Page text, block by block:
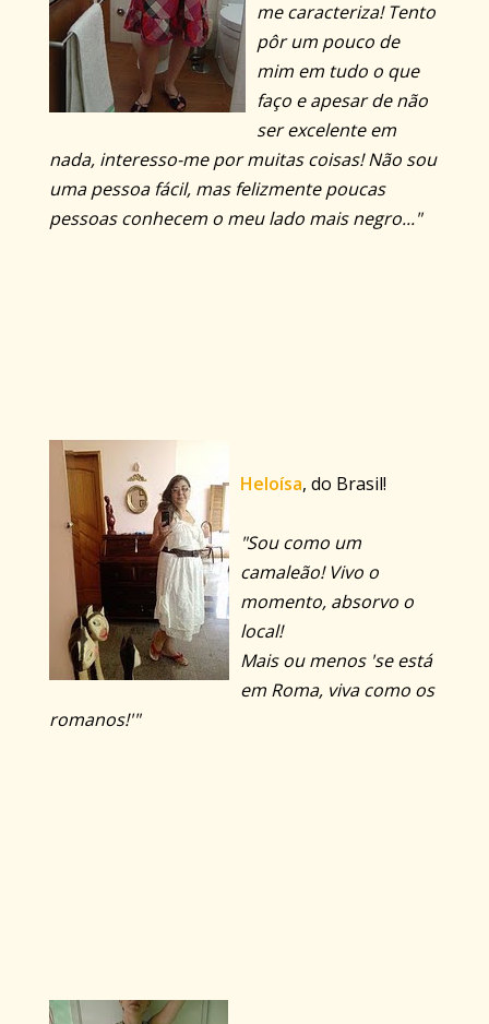
me caracteriza! Tento
pôr um pouco de
mim em tudo o que
faço e apesar de não
ser excelente em
nada, interesso-me por muitas coisas! Não sou
uma pessoa fácil, mas felizmente poucas
pessoas conhecem o meu lado mais negro..."
Heloísa, do Brasil!
"Sou como um
camaleão! Vivo o
momento, absorvo o
local!
Mais ou menos 'se está
em Roma, viva como os
romanos!'"